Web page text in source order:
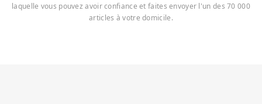
laquelle vous pouvez avoir confiance et faites envoyer l'un des 70 000
articles à votre domicile.